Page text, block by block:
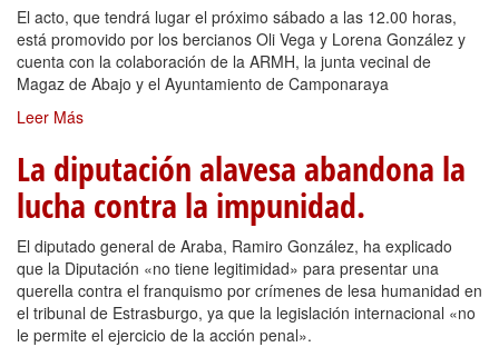
El acto, que tendrá lugar el próximo sábado a las 12.00 horas,
está promovido por los bercianos Oli Vega y Lorena González y
cuenta con la colaboración de la ARMH, la junta vecinal de
Magaz de Abajo y el Ayuntamiento de Camponaraya
Leer Más
La diputación alavesa abandona la
lucha contra la impunidad.
El diputado general de Araba, Ramiro González, ha explicado
que la Diputación «no tiene legitimidad» para presentar una
querella contra el franquismo por crímenes de lesa humanidad en
el tribunal de Estrasburgo, ya que la legislación internacional «no
le permite el ejercicio de la acción penal».